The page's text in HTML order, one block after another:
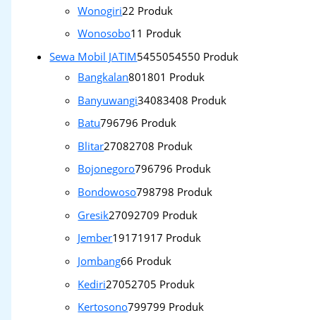
Wonogiri22 Produk
Wonosobo1 1 Produk
Sewa Mobil JATIM5455054550 Produk
Bangkalan801801 Produk
Banyuwangi34083408 Produk
Batu796796 Produk
Blitar27082708 Produk
Bojonegoro796796 Produk
Bondowoso798798 Produk
Gresik27092709 Produk
Jember19171917 Produk
Jombang66 Produk
Kediri27052705 Produk
Kertosono799799 Produk